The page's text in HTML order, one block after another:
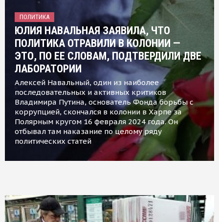
ПОЛИТИКА
ЮЛИЯ НАВАЛЬНАЯ ЗАЯВИЛА, ЧТО
ПОЛИТИКА ОТРАВИЛИ В КОЛОНИИ —
ЭТО, ПО ЕЕ СЛОВАМ, ПОДТВЕРДИЛИ ДВЕ
ЛАБОРАТОРИИ
Алексей Навальный, один из наиболее
последовательных и активных критиков
Владимира Путина, основатель Фонда борьбы с
коррупцией, скончался в колонии в Харпе за
Полярным кругом 16 февраля 2024 года. Он
отбывал там наказание по целому ряду
политических статей